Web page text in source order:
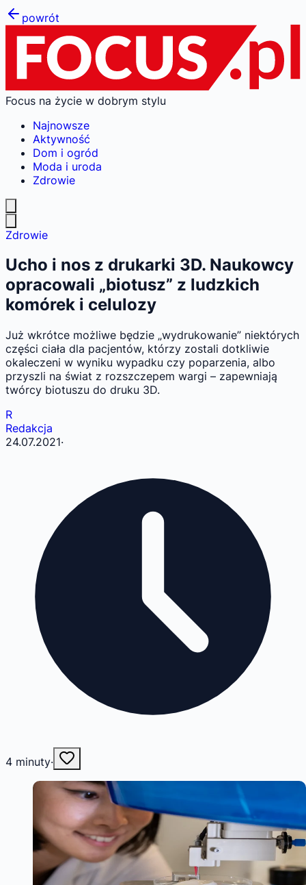
powrót
Focus na życie w dobrym stylu
Najnowsze
Aktywność
Dom i ogród
Moda i uroda
Zdrowie
Zdrowie
Ucho i nos z drukarki 3D. Naukowcy
opracowali „biotusz” z ludzkich
komórek i celulozy
Już wkrótce możliwe będzie „wydrukowanie” niektórych
części ciała dla pacjentów, którzy zostali dotkliwie
okaleczeni w wyniku wypadku czy poparzenia, albo
przyszli na świat z rozszczepem wargi – zapewniają
twórcy biotuszu do druku 3D.
R
Redakcja
24.07.2021·
4 minuty·